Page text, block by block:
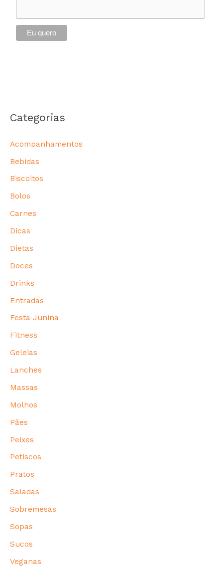
Categorias
Acompanhamentos
Bebidas
Biscoitos
Bolos
Carnes
Dicas
Dietas
Doces
Drinks
Entradas
Festa Junina
Fitness
Geleias
Lanches
Massas
Molhos
Pães
Peixes
Petiscos
Pratos
Saladas
Sobremesas
Sopas
Sucos
Veganas